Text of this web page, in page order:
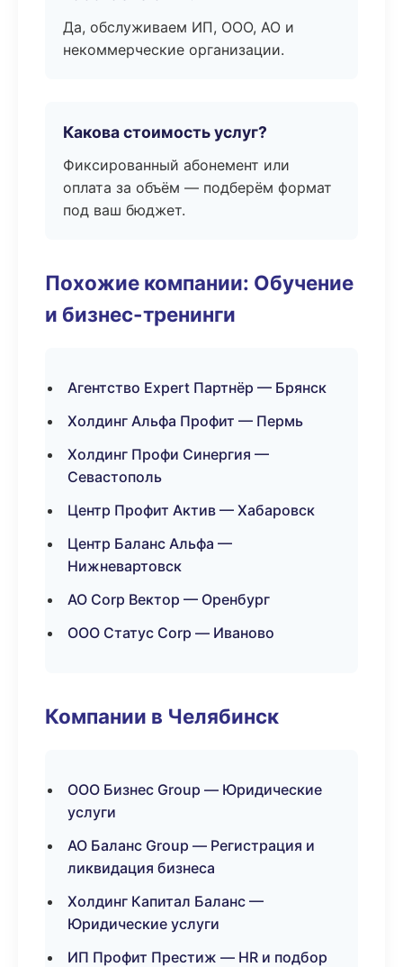
Да, обслуживаем ИП, ООО, АО и
некоммерческие организации.
Какова стоимость услуг?
Фиксированный абонемент или
оплата за объём — подберём формат
под ваш бюджет.
Похожие компании: Обучение
и бизнес-тренинги
Агентство Expert Партнёр — Брянск
Холдинг Альфа Профит — Пермь
Холдинг Профи Синергия —
Севастополь
Центр Профит Актив — Хабаровск
Центр Баланс Альфа —
Нижневартовск
АО Corp Вектор — Оренбург
ООО Статус Corp — Иваново
Компании в Челябинск
ООО Бизнес Group — Юридические
услуги
АО Баланс Group — Регистрация и
ликвидация бизнеса
Холдинг Капитал Баланс —
Юридические услуги
ИП Профит Престиж — HR и подбор